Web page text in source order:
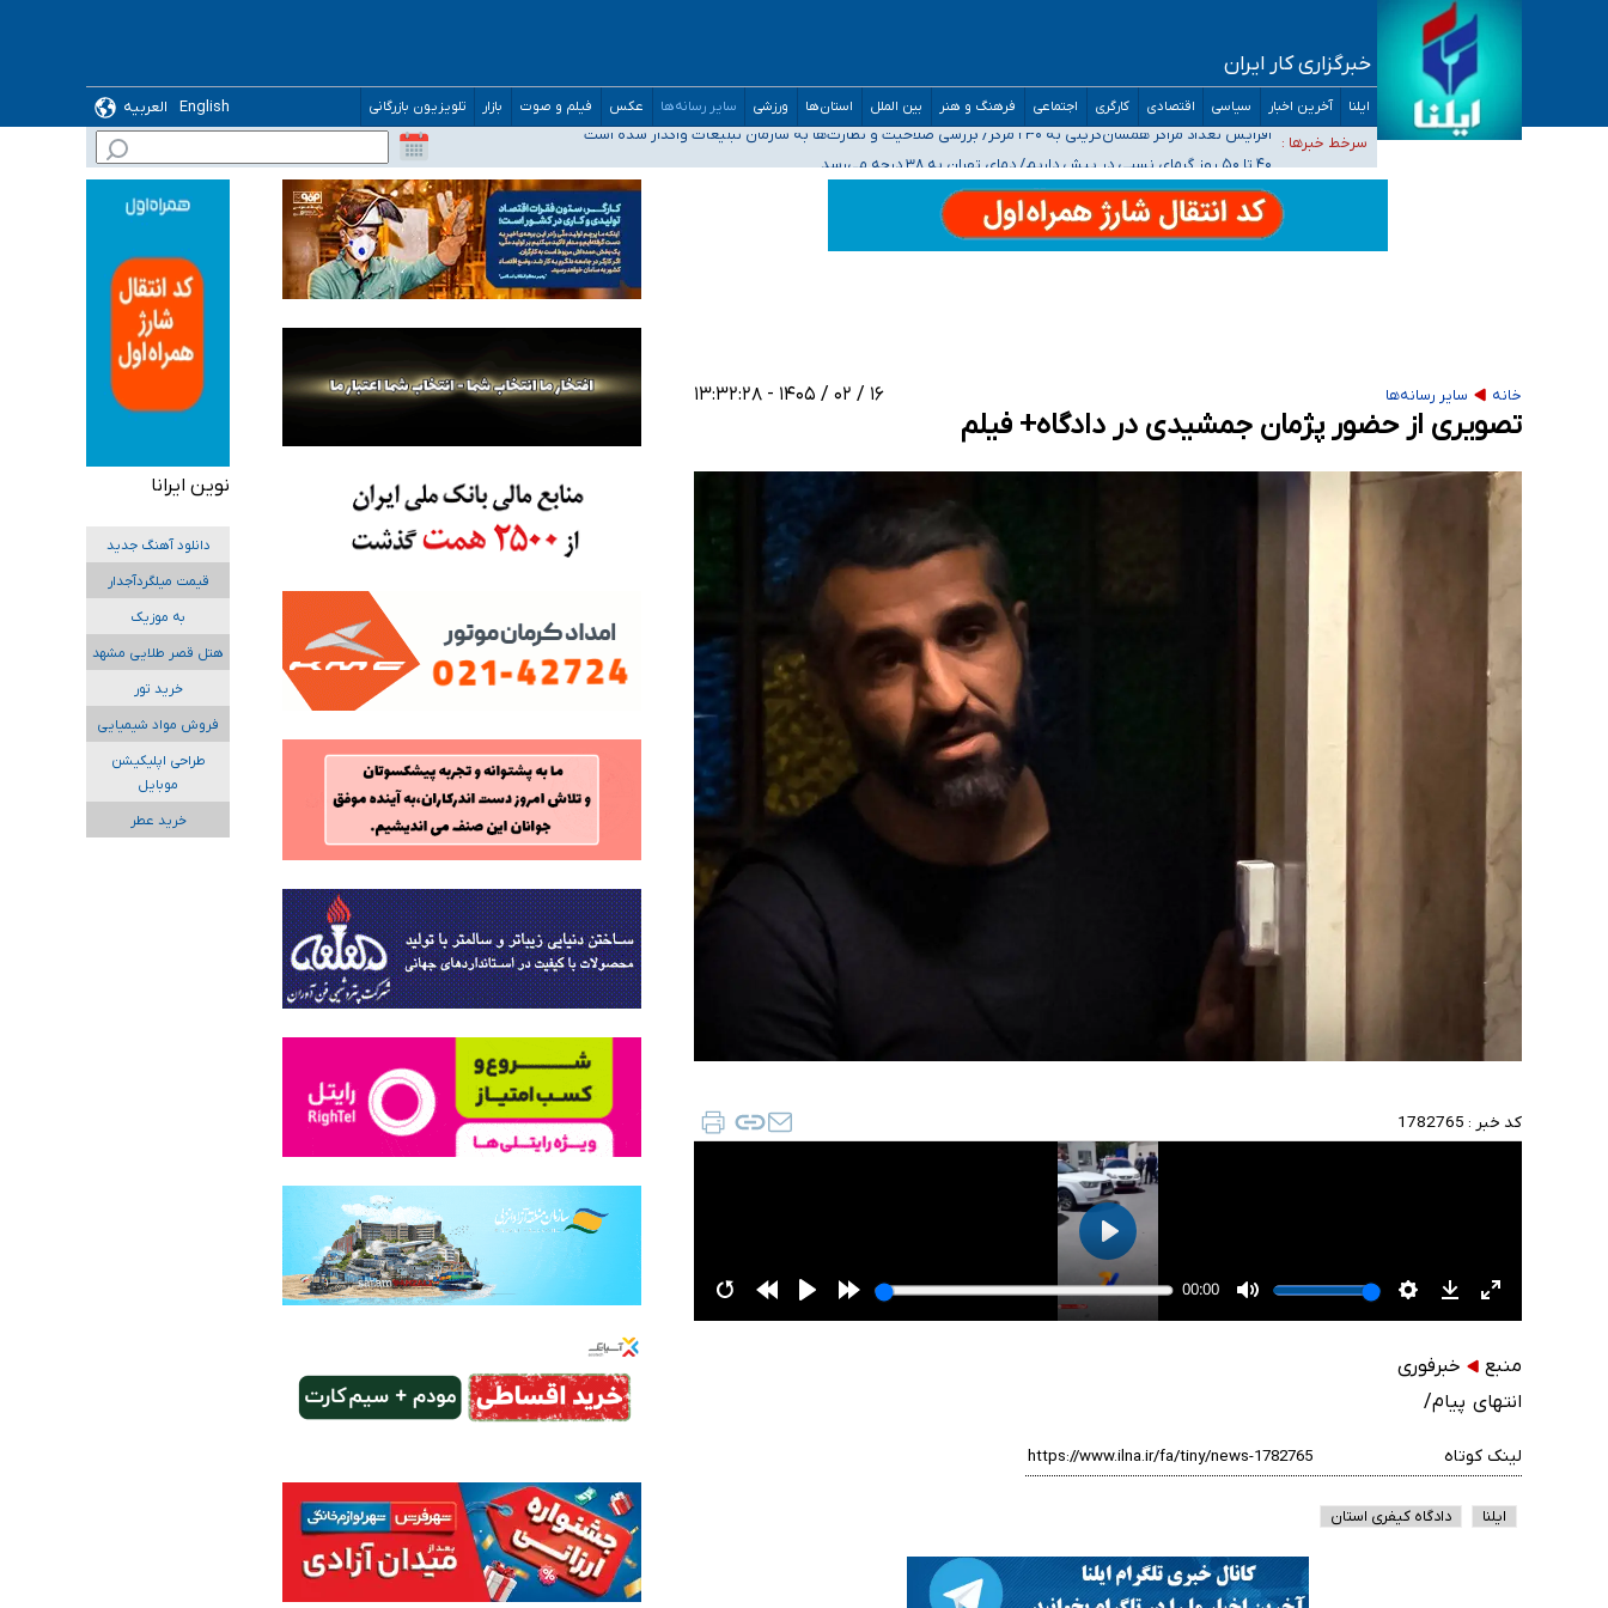
خبرگزاری کار ایران
ایلنا آخرین اخبار سیاسی اقتصادی کارگری اجتماعی فرهنگ و هنر بین الملل استان‌ها ورزشی سایر رسانه‌ها عکس فیلم و صوت بازار تلویزیون بازرگانی English
العربیه
سرخط خبرها :
ضرورت آموزش حریم خصوصی در فضای آنلاین در مدارس/ هزینه‌های سنگین اجتماعی انتشار تصاویر خصوصی برای قربانیان/ سوءاستفاده
مجرمان از ترس رسوایی
افزایش تعداد مراکز همسان‌گزینی به ۲۳۰ مرکز/ بررسی صلاحیت و نظارت‌ها به سازمان تبلیغات واگذار شده است
۴۰ تا ۵۰ روز گرمای نسبی در پیش داریم/ دمای تهران به ۳۸ درجه می‌رسد
موضع وزارت بهداشت درباره ظرفیت پزشکی کنکور ۱۴۰۵: خواستار اصلاح ظرفیت‌ها هستیم، اما هنوز پاسخ مشخصی نگرفته‌ایم
تعویق آزمون ورودی دکترای تخصصی فرماندهی صحنه عملیات و دکترای تخصصی جغرافیای نظامی دافوس آجا
خانه سایر رسانه‌ها ۱۶ / ۰۲ / ۱۴۰۵ - ۱۳:۳۲:۲۸
تصویری از حضور پژمان جمشیدی در دادگاه+ فیلم
کد خبر : 1782765
منبع
خبرفوری
انتهای پیام/
لینک کوتاه
ایلنا دادگاه کیفری استان
نوین ایرانا
دانلود آهنگ جدید
قیمت میلگردآجدار
به موزیک
هتل قصر طلایی مشهد
خرید تور
فروش مواد شیمیایی
طراحی اپلیکیشن
موبایل
خرید عطر